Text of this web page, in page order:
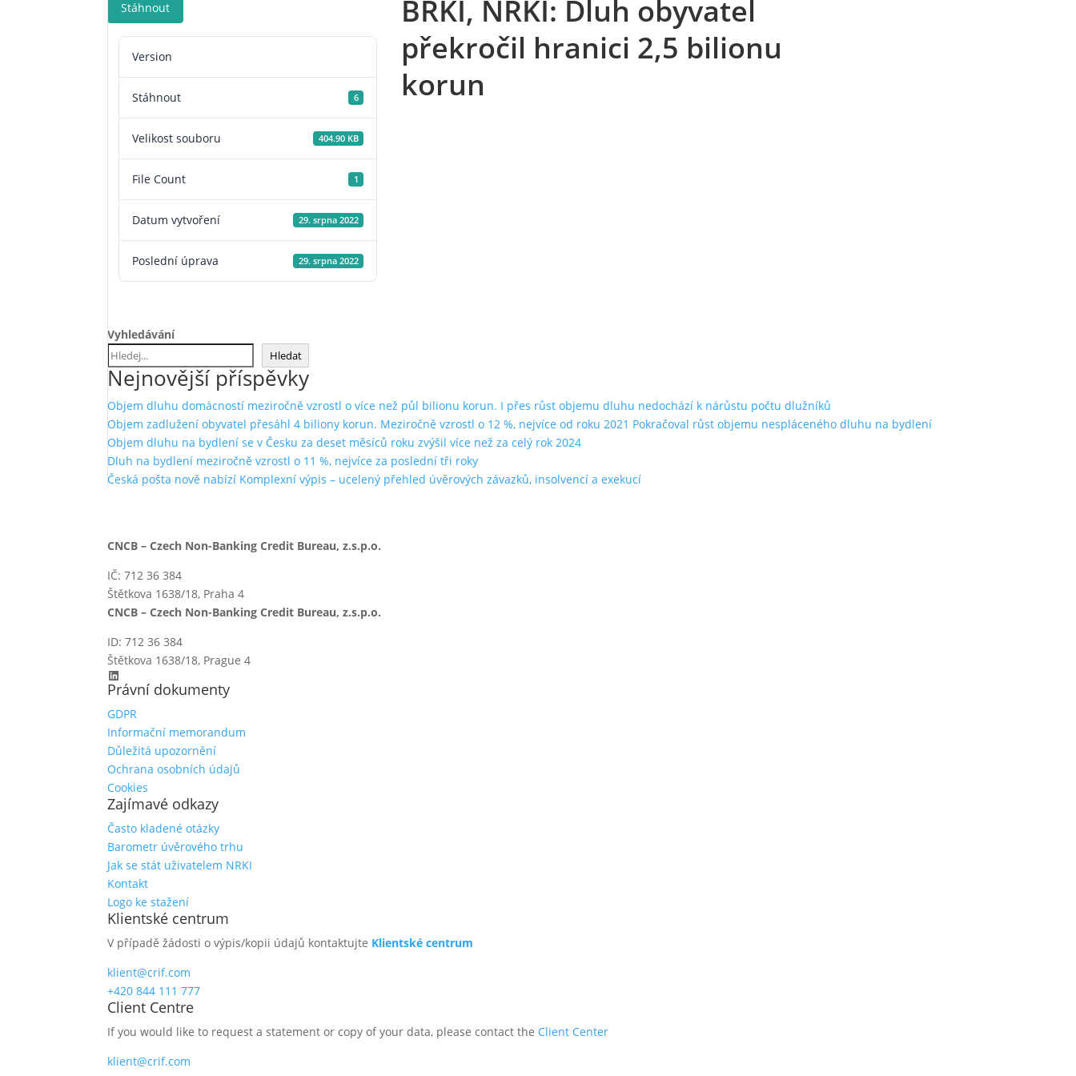
Stáhnout
Version
Stáhnout 6
Velikost souboru 404.90 KB
File Count 1
Datum vytvoření 29. srpna 2022
Poslední úprava 29. srpna 2022
BRKI, NRKI: Dluh obyvatel
překročil hranici 2,5 bilionu
korun
Vyhledávání
Hledat
Nejnovější příspěvky
Objem dluhu domácností meziročně vzrostl o více než půl bilionu korun. I přes růst objemu dluhu nedochází k nárůstu počtu dlužníků
Objem zadlužení obyvatel přesáhl 4 biliony korun. Meziročně vzrostl o 12 %, nejvíce od roku 2021 Pokračoval růst objemu nespláceného dluhu na bydlení
Objem dluhu na bydlení se v Česku za deset měsíců roku zvýšil více než za celý rok 2024
Dluh na bydlení meziročně vzrostl o 11 %, nejvíce za poslední tři roky
Česká pošta nově nabízí Komplexní výpis – ucelený přehled úvěrových závazků, insolvencí a exekucí
CNCB – Czech Non-Banking Credit Bureau, z.s.p.o.
IČ: 712 36 384
Štětkova 1638/18, Praha 4
CNCB – Czech Non-Banking Credit Bureau, z.s.p.o.
ID: 712 36 384
Štětkova 1638/18, Prague 4
LinkedIn
Právní dokumenty
GDPR
Informační memorandum
Důležitá upozornění
Ochrana osobních údajů
Cookies
Zajímavé odkazy
Často kladené otázky
Barometr úvěrového trhu
Jak se stát uživatelem NRKI
Kontakt
Logo ke stažení
Klientské centrum
V případě žádosti o výpis/kopii údajů kontaktujte Klientské centrum
klient@crif.com
+420 844 111 777
Client Centre
If you would like to request a statement or copy of your data, please contact the Client Center
klient@crif.com